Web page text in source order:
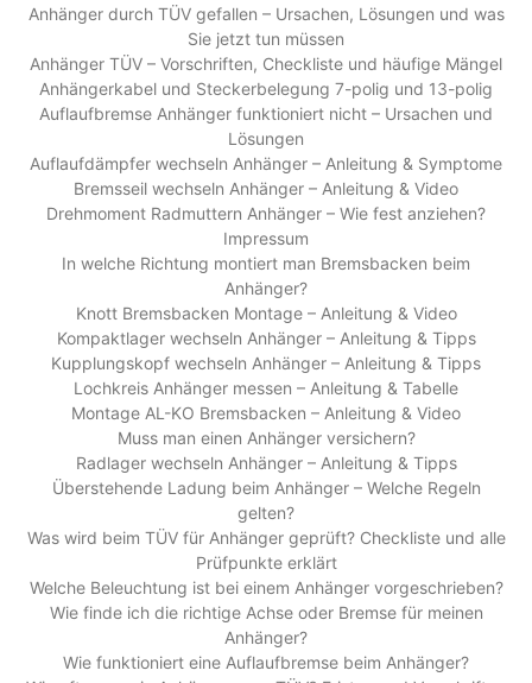
Anhänger durch TÜV gefallen – Ursachen, Lösungen und was
Sie jetzt tun müssen
Anhänger TÜV – Vorschriften, Checkliste und häufige Mängel
Anhängerkabel und Steckerbelegung 7-polig und 13-polig
Auflaufbremse Anhänger funktioniert nicht – Ursachen und
Lösungen
Auflaufdämpfer wechseln Anhänger – Anleitung & Symptome
Bremsseil wechseln Anhänger – Anleitung & Video
Drehmoment Radmuttern Anhänger – Wie fest anziehen?
Impressum
In welche Richtung montiert man Bremsbacken beim
Anhänger?
Knott Bremsbacken Montage – Anleitung & Video
Kompaktlager wechseln Anhänger – Anleitung & Tipps
Kupplungskopf wechseln Anhänger – Anleitung & Tipps
Lochkreis Anhänger messen – Anleitung & Tabelle
Montage AL-KO Bremsbacken – Anleitung & Video
Muss man einen Anhänger versichern?
Radlager wechseln Anhänger – Anleitung & Tipps
Überstehende Ladung beim Anhänger – Welche Regeln
gelten?
Was wird beim TÜV für Anhänger geprüft? Checkliste und alle
Prüfpunkte erklärt
Welche Beleuchtung ist bei einem Anhänger vorgeschrieben?
Wie finde ich die richtige Achse oder Bremse für meinen
Anhänger?
Wie funktioniert eine Auflaufbremse beim Anhänger?